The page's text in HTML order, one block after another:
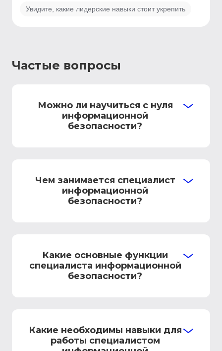
Увидите, какие лидерские навыки стоит укрепить
Частые вопросы
Можно ли научиться с нуля
информационной
безопасности?
Чем занимается специалист
информационной
безопасности?
Какие основные функции
специалиста информационной
безопасности?
Какие необходимы навыки для
работы специалистом